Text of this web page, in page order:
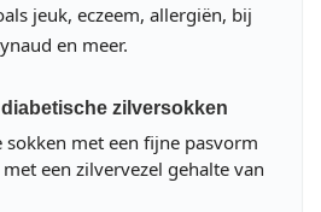
jeuk, eczeem, allergiën, bij
en meer.
zilversokken
met een fijne pasvorm
een zilvervezel gehalte van